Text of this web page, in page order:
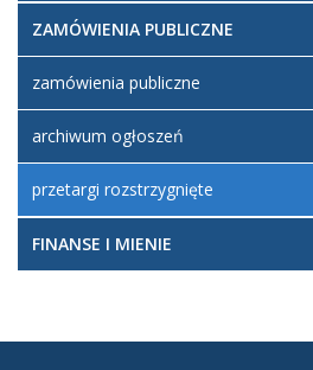
ZAMÓWIENIA PUBLICZNE
zamówienia publiczne
archiwum ogłoszeń
przetargi rozstrzygnięte
FINANSE I MIENIE